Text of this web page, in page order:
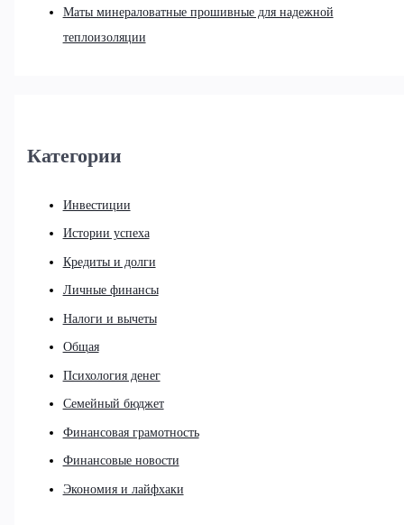
Маты минераловатные прошивные для надежной
теплоизоляции
Категории
Инвестиции
Истории успеха
Кредиты и долги
Личные финансы
Налоги и вычеты
Общая
Психология денег
Семейный бюджет
Финансовая грамотность
Финансовые новости
Экономия и лайфхаки